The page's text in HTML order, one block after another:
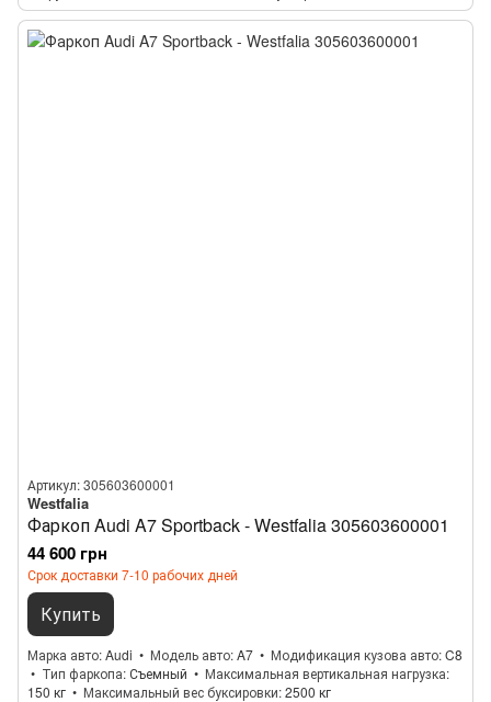
Артикул: 305603600001
Westfalia
Фаркоп Audi A7 Sportback - Westfalia 305603600001
44 600 грн
Срок доставки 7-10 рабочих дней
Купить
Марка авто Audi Модель авто A7 Модификация кузова авто C8
Тип фаркопа Съемный
Максимальная вертикальная нагрузка
150 кг
Максимальный вес буксировки 2500 кг